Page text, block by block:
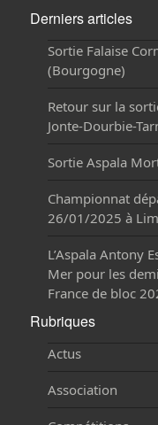
Derniers articles
Sortie Falaise
(Bourgogne)
Retour sur la
Jonte-Dourbie-
Sortie Aspala
Championnat
26/01/2025 à
L’Aspala Antony
Mer pour les
France de bloc
Rubriques
Actus
Association